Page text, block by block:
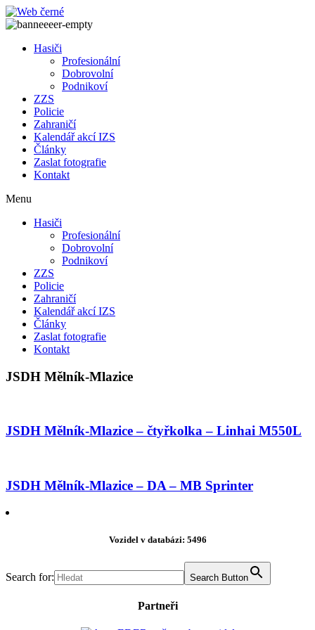
Přejít
k
Hasiči
Profesionální
Dobrovolní
Podnikoví
ZZS
Policie
Zahraničí
Kalendář akcí IZS
Články
Zaslat fotografie
Kontakt
Menu
Hasiči
Profesionální
Dobrovolní
Podnikoví
ZZS
Policie
Zahraničí
Kalendář akcí IZS
Články
Zaslat fotografie
Kontakt
JSDH Mělník-Mlazice
JSDH Mělník-Mlazice – čtyřkolka – Linhai M550L
JSDH Mělník-Mlazice – DA – MB Sprinter
Vozidel v databázi: 5496
Search for: Search Button
Partneři